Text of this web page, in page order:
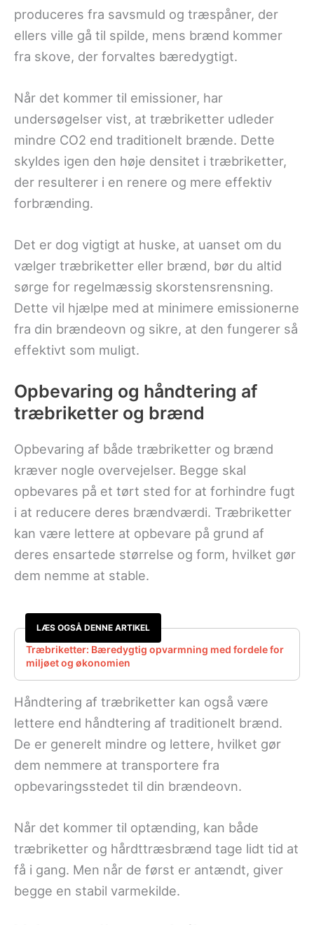
produceres fra savsmuld og træspåner, der
ellers ville gå til spilde, mens brænd kommer
fra skove, der forvaltes bæredygtigt.
Når det kommer til emissioner, har
undersøgelser vist, at træbriketter udleder
mindre CO2 end traditionelt brænde. Dette
skyldes igen den høje densitet i træbriketter,
der resulterer i en renere og mere effektiv
forbrænding.
Det er dog vigtigt at huske, at uanset om du
vælger træbriketter eller brænd, bør du altid
sørge for regelmæssig skorstensrensning.
Dette vil hjælpe med at minimere emissionerne
fra din brændeovn og sikre, at den fungerer så
effektivt som muligt.
Opbevaring og håndtering af
træbriketter og brænd
Opbevaring af både træbriketter og brænd
kræver nogle overvejelser. Begge skal
opbevares på et tørt sted for at forhindre fugt
i at reducere deres brændværdi. Træbriketter
kan være lettere at opbevare på grund af
deres ensartede størrelse og form, hvilket gør
dem nemme at stable.
LÆS OGSÅ DENNE ARTIKEL
Træbriketter: Bæredygtig opvarmning med fordele for
miljøet og økonomien
Håndtering af træbriketter kan også være
lettere end håndtering af traditionelt brænd.
De er generelt mindre og lettere, hvilket gør
dem nemmere at transportere fra
opbevaringsstedet til din brændeovn.
Når det kommer til optænding, kan både
træbriketter og hårdttræsbrænd tage lidt tid at
få i gang. Men når de først er antændt, giver
begge en stabil varmekilde.